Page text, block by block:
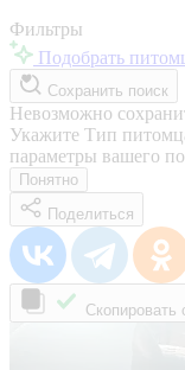
Фильтры
Подобрать
Сохранить поиск
Невозможно
Укажите Тип
параметры вашего
Понятно
Поделиться
Скопировать